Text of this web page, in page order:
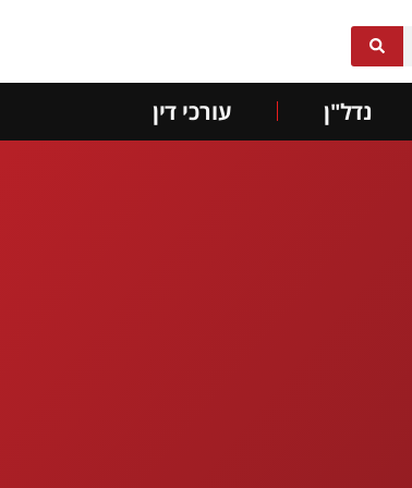
נדל"ן עורכי דין